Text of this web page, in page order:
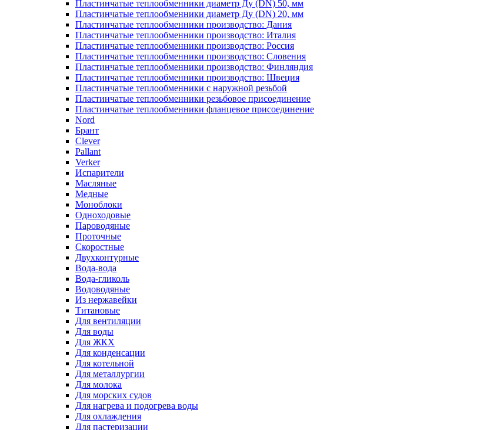
Пластинчатые теплообменники диаметр Ду (DN) 50, мм
Пластинчатые теплообменники диаметр Ду (DN) 20, мм
Пластинчатые теплообменники производство: Дания
Пластинчатые теплообменники производство: Италия
Пластинчатые теплообменники производство: Россия
Пластинчатые теплообменники производство: Словения
Пластинчатые теплообменники производство: Финляндия
Пластинчатые теплообменники производство: Швеция
Пластинчатые теплообменники с наружной резьбой
Пластинчатые теплообменники резьбовое присоединение
Пластинчатые теплообменники фланцевое присоединение
Nord
Брант
Clever
Pallant
Verker
Испарители
Масляные
Медные
Моноблоки
Одноходовые
Пароводяные
Проточные
Скоростные
Двухконтурные
Вода-вода
Вода-гликоль
Водоводяные
Из нержавейки
Титановые
Для вентиляции
Для воды
Для ЖКХ
Для конденсации
Для котельной
Для металлургии
Для молока
Для морских судов
Для нагрева и подогрева воды
Для охлаждения
Для пастеризации